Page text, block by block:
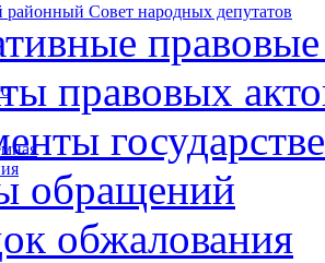
районный Совет народных депутатов
правовых
обращений
обжалования